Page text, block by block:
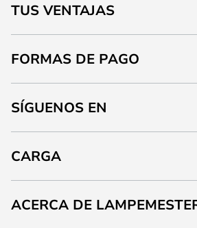
TUS VENTAJAS
FORMAS DE PAGO
SÍGUENOS EN
CARGA
ACERCA DE